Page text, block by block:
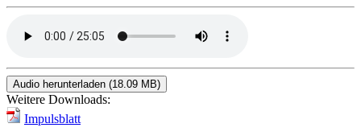
Audio herunterladen (18.09 MB)
Weitere Downloads:
Impulsblatt